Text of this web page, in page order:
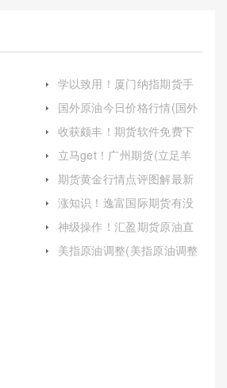
学以致用！厦门纳指期货手
续费多少(纳指期货手续费)
国外原油今日价格行情(国外
原油今日价格行情最新)
收获颇丰！期货软件免费下
载(开启投资之旅的便捷之门)
立马get！广州期货(立足羊
城，面向世界)
期货黄金行情点评图解最新
(黄金期货实时行情最新)
涨知识！逸富国际期货有没
有喊单(提供高效的交易工具
和平台)
神级操作！汇盈期货原油直
播喊单(汇鑫原油国际期货直
播室)
美指原油调整(美指原油调整